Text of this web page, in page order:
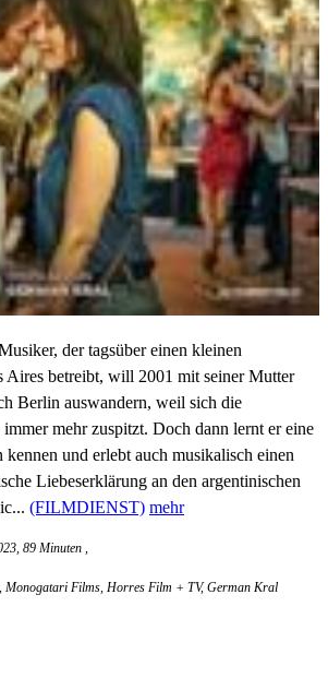
der tagsüber einen kleinen
Aires betreibt, will 2001 mit seiner Mutter
Berlin auswandern, weil sich die
mehr zuspitzt. Doch dann lernt er eine
und erlebt auch musikalisch einen
Liebeserklärung an den argentinischen
(FILMDIENST) mehr
89 Minuten
Monogatari Films, Horres Film + TV, German Kral